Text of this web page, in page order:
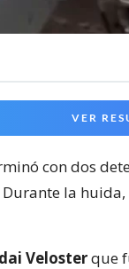
VER
con dos
Durante la
Velosterque